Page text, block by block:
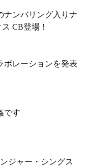
ナンバリング入りナ
CB登場！
ボレーションを発表
です
ジャー・シングス